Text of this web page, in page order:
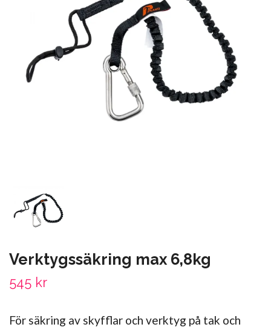
Verktygssäkring max 6,8kg
545 kr
För säkring av skyfflar och verktyg på tak och